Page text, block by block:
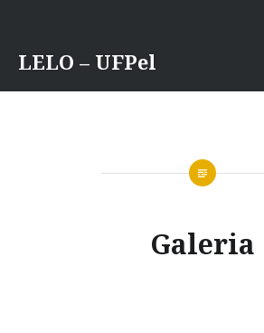
conteúdo
LELO – UFPel
Galeria